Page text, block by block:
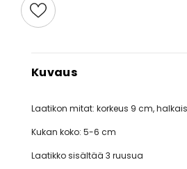
Kuvaus
Laatikon mitat: korkeus 9 cm,
Kukan koko: 5-6 cm
Laatikko sisältää 3 ruusua